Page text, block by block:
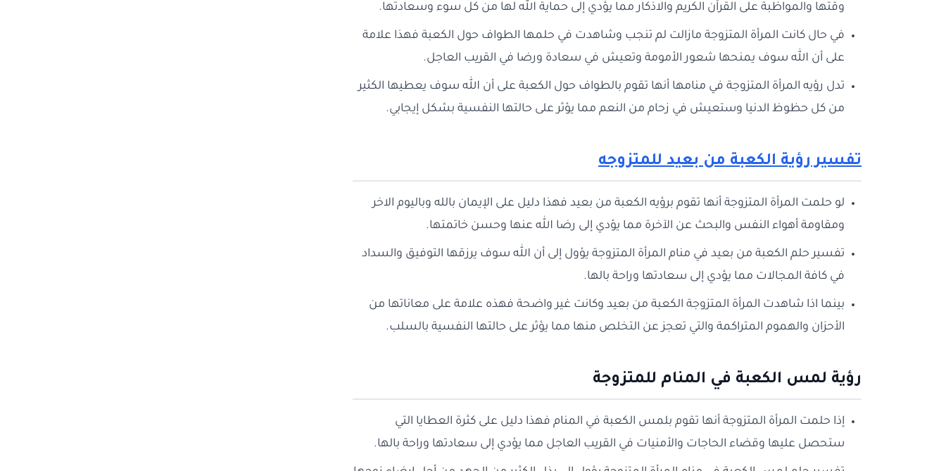
وقتها والمواظبة على القرآن الكريم والاذكار مما يؤدي إلى حماية الله لها من كل سوء وسعادتها.
في حال كانت المرأة المتزوجة مازالت لم تنجب وشاهدت في حلمها الطواف حول الكعبة فهذا علامة
على أن الله سوف يمنحها شعور الأمومة وتعيش في سعادة ورضا في القريب العاجل.
تدل رؤيه المرأة المتزوجة في منامها أنها تقوم بالطواف حول الكعبة على أن الله سوف يعطيها الكثير
من كل حظوظ الدنيا وستعيش في زحام من النعم مما يؤثر على حالتها النفسية بشكل إيجابي.
تفسير رؤية الكعبة من بعيد للمتزوجه
لو حلمت المرأة المتزوجة أنها تقوم برؤيه الكعبة من بعيد فهذا دليل على الإيمان بالله وباليوم الاخر
ومقاومة أهواء النفس والبحث عن الآخرة مما يؤدي إلى رضا الله عنها وحسن خاتمتها.
تفسير حلم الكعبة من بعيد في منام المرأة المتزوجة يؤول إلى أن الله سوف يرزقها التوفيق والسداد
في كافة المجالات مما يؤدي إلى سعادتها وراحة بالها.
بينما اذا شاهدت المرأة المتزوجة الكعبة من بعيد وكانت غير واضحة فهذه علامة على معاناتها من
الأحزان والهموم المتراكمة والتي تعجز عن التخلص منها مما يؤثر على حالتها النفسية بالسلب.
رؤية لمس الكعبة في المنام للمتزوجة
إذا حلمت المرأة المتزوجة أنها تقوم بلمس الكعبة في المنام فهذا دليل على كثرة العطايا التي
ستحصل عليها وقضاء الحاجات والأمنيات في القريب العاجل مما يؤدي إلى سعادتها وراحة بالها.